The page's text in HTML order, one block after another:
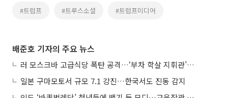
#트럼프 #트루스소셜 #트럼프미디어
배준호 기자의 주요 뉴스
러 모스크바 고급식당 폭탄 공격…‘부차 학살 지휘관’ 노렸나
일본 구마모토서 규모 7.1 강진…한국서도 진동 감지